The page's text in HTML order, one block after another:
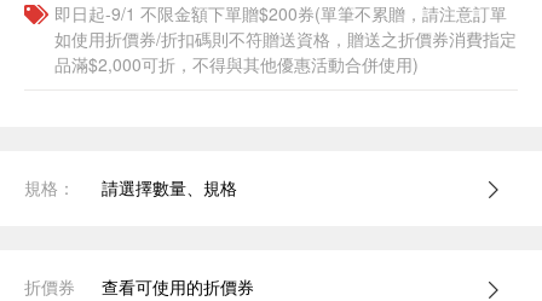
即日起-9/1 不限金額下單贈$200券(單筆不累贈，請注意訂單
如使用折價券/折扣碼則不符贈送資格，贈送之折價券消費指定
品滿$2,000可折，不得與其他優惠活動合併使用)
規格： 請選擇數量、規格
折價券 查看可使用的折價券